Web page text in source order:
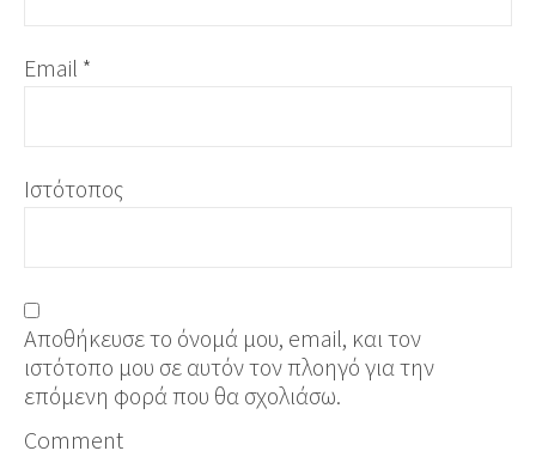
Email *
Ιστότοπος
Αποθήκευσε το όνομά μου, email, και τον
ιστότοπο μου σε αυτόν τον πλοηγό για την
επόμενη φορά που θα σχολιάσω.
Comment